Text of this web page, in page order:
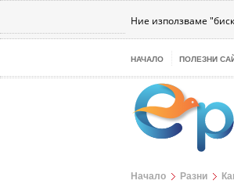
Ние използваме
НАЧАЛО ПОЛЕЗНИ
Бизнес Интернет
Начало Разни